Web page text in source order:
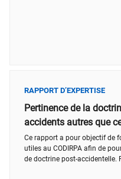
Pertinence de la
accidents autres que
CNPE
RAPPORT D’EXPERTISE
Ce rapport a pour objectif de
utiles au CODIRPA afin de
de doctrine post-accidentelle.